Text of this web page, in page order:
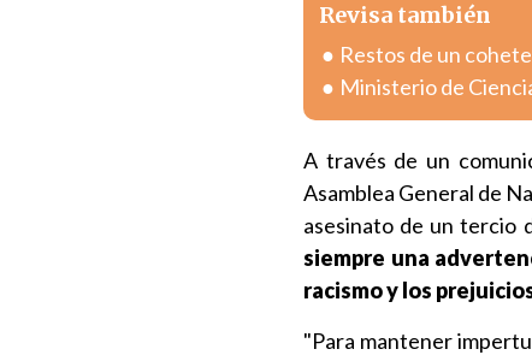
Revisa también
Restos de un
Ministerio de
A través de un
Asamblea General de
asesinato de un tercio
siempre una
racismo y los
"Para mantener